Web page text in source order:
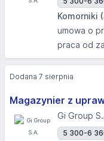
Komorniki
umowa o
praca od
Magazynier z
Gi Group
5 300-6
Dodana 7 sierpnia